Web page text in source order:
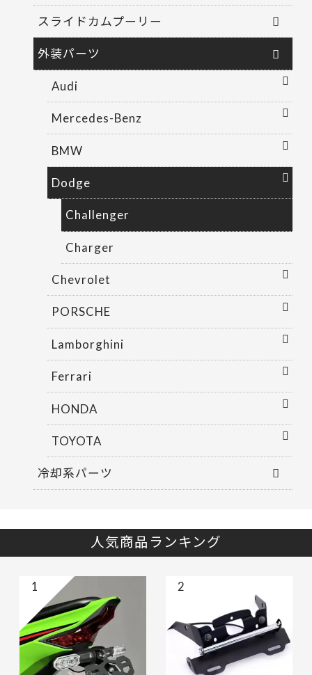
スライドカムプーリー
外装パーツ
Audi
Mercedes-Benz
BMW
Dodge
Challenger
Charger
Chevrolet
PORSCHE
Lamborghini
Ferrari
HONDA
TOYOTA
冷却系パーツ
人気商品ランキング
1 2